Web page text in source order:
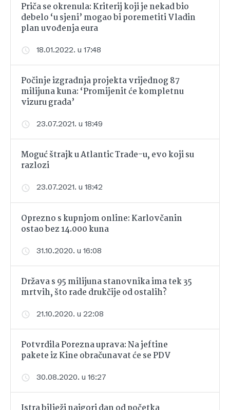
Priča se okrenula: Kriterij koji je nekad bio
debelo ‘u sjeni’ mogao bi poremetiti Vladin
plan uvođenja eura
18.01.2022. u 17:48
Počinje izgradnja projekta vrijednog 87
milijuna kuna: ‘Promijenit će kompletnu
vizuru grada’
23.07.2021. u 18:49
Moguć štrajk u Atlantic Trade-u, evo koji su
razlozi
23.07.2021. u 18:42
Oprezno s kupnjom online: Karlovčanin
ostao bez 14.000 kuna
31.10.2020. u 16:08
Država s 95 milijuna stanovnika ima tek 35
mrtvih, što rade drukčije od ostalih?
21.10.2020. u 22:08
Potvrdila Porezna uprava: Na jeftine
pakete iz Kine obračunavat će se PDV
30.08.2020. u 16:27